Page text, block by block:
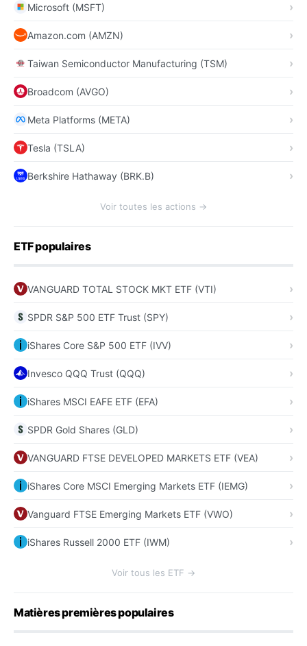
Microsoft (MSFT)
Amazon.com (AMZN)
Taiwan Semiconductor Manufacturing (TSM)
Broadcom (AVGO)
Meta Platforms (META)
Tesla (TSLA)
Berkshire Hathaway (BRK.B)
Voir toutes les actions →
ETF populaires
VANGUARD TOTAL STOCK MKT ETF (VTI)
SPDR S&P 500 ETF Trust (SPY)
iShares Core S&P 500 ETF (IVV)
Invesco QQQ Trust (QQQ)
iShares MSCI EAFE ETF (EFA)
SPDR Gold Shares (GLD)
VANGUARD FTSE DEVELOPED MARKETS ETF (VEA)
iShares Core MSCI Emerging Markets ETF (IEMG)
Vanguard FTSE Emerging Markets ETF (VWO)
iShares Russell 2000 ETF (IWM)
Voir tous les ETF →
Matières premières populaires